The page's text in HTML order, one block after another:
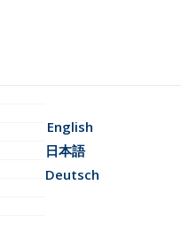
English
日本語
Deutsch